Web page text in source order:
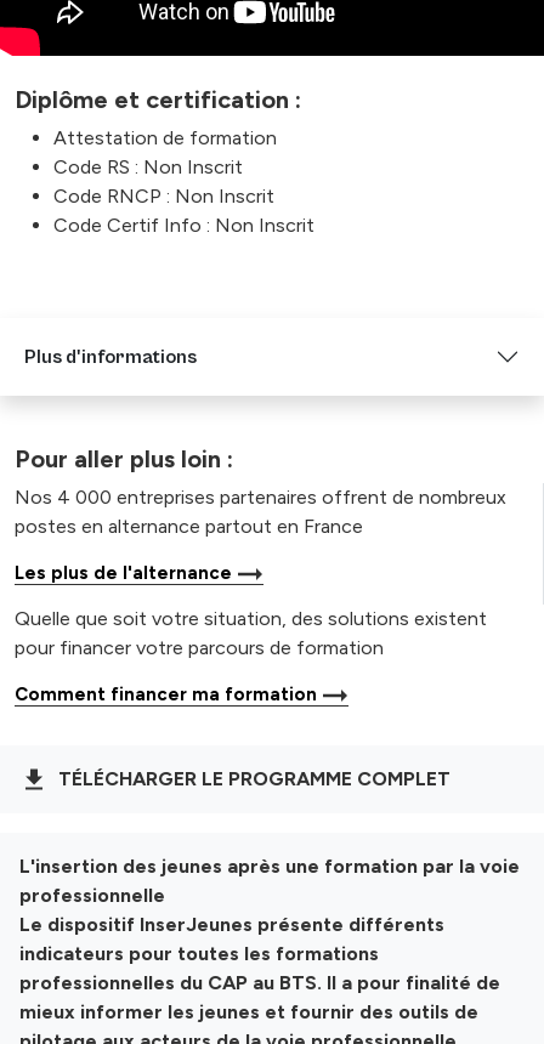
Diplôme et certification :
Attestation de formation
Code RS : Non Inscrit
Code RNCP : Non Inscrit
Code Certif Info : Non Inscrit
Plus d'informations
Pour aller plus loin :
Nos 4 000 entreprises partenaires offrent de nombreux
postes en alternance partout en France
Les plus de l'alternance
Quelle que soit votre situation, des solutions existent
pour financer votre parcours de formation
Comment financer ma formation
TÉLÉCHARGER LE PROGRAMME COMPLET
L'insertion des jeunes après une formation par la voie
professionnelle
Le dispositif InserJeunes présente différents
indicateurs pour toutes les formations
professionnelles du CAP au BTS. Il a pour finalité de
mieux informer les jeunes et fournir des outils de